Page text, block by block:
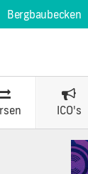
Bergbaubecken
ICO's